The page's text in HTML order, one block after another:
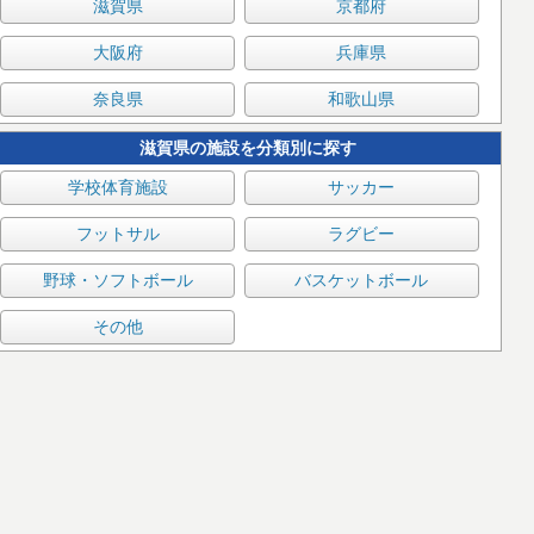
滋賀県 京都府
大阪府 兵庫県
奈良県 和歌山県
滋賀県の施設を分類別に探す
学校体育施設 サッカー
フットサル ラグビー
野球・ソフトボール バスケットボール
その他